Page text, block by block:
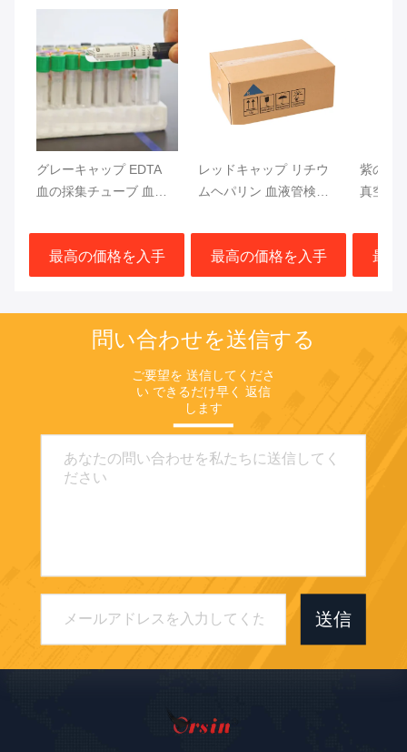
グレーキャップ EDTA
血の採集チューブ 血糖
プル
最高の価格を入手
レッドキャップ リチウ
ムヘパリン 血液管検査
ジェル分離器
最高の価格を入手
紫のキ
真空血
トップ
最高
問い合わせを送信する
ご要望を 送信してくださ
い できるだけ早く 返信
します
送信